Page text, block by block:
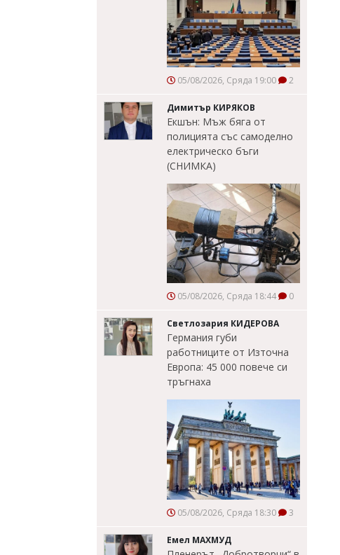
05/08/2026, Сряда 19:00 2
Димитър КИРЯКОВ
Екшън: Мъж бяга от
полицията със самоделно
електрическо бъги
(СНИМКА)
05/08/2026, Сряда 18:44 0
Светлозария КИДЕРОВА
Германия губи
работниците от Източна
Европа: 45 000 повече си
тръгнаха
05/08/2026, Сряда 18:30 3
Емел МАХМУД